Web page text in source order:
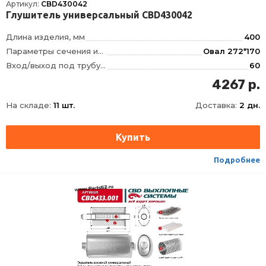
Артикул: CBD430042
Глушитель универсальный CBD430042
Длина изделия, мм
400
Параметры сечения изделия, мм
Овал 272*170
Вход/выход под трубу диаметром, мм
60
смещенное/по центру
Материал
Сталь с нержавеющим алюмокремниевым покрытием DX52/DX53+AS120
4267 р.
На складе: 11 шт. Доставка: 2 дн.
Подробнее